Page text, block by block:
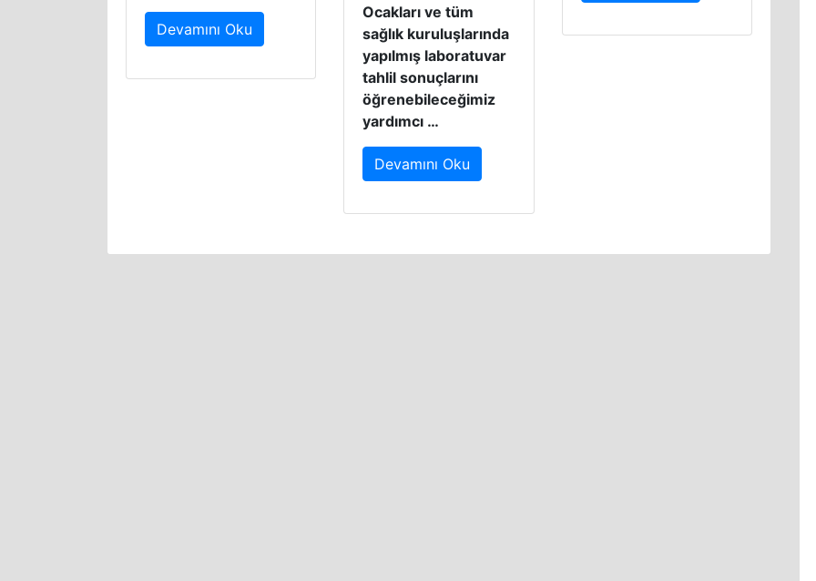
Devamını Oku
Ocakları ve tüm
sağlık kuruluşlarında
yapılmış laboratuvar
tahlil sonuçlarını
öğrenebileceğimiz
yardımcı …
Devamını Oku